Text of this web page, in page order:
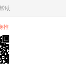
助
推